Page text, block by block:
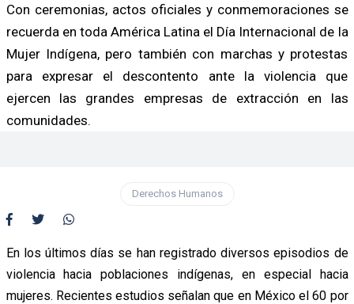
Con ceremonias, actos oficiales y conmemoraciones se
recuerda en toda América Latina el Día Internacional de la
Mujer Indígena, pero también con marchas y protestas
para expresar el descontento ante la violencia que
ejercen las grandes empresas de extracción en las
comunidades.
Derechos Humanos
En los últimos días se han registrado diversos episodios de
violencia hacia poblaciones indígenas, en especial hacia
mujeres. Recientes estudios señalan que en México el 60 por